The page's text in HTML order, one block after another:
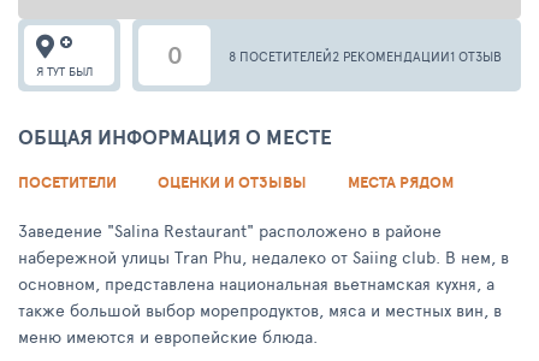
0 8 ПОСЕТИТЕЛЕЙ2 РЕКОМЕНДАЦИИ1 ОТЗЫВ
Я ТУТ БЫЛ
ОБЩАЯ ИНФОРМАЦИЯ О МЕСТЕ
ПОСЕТИТЕЛИ ОЦЕНКИ И ОТЗЫВЫ МЕСТА РЯДОМ
Заведение "Salina Restaurant" расположено в районе
набережной улицы Tran Phu, недалеко от Saiing club. В нем, в
основном, представлена национальная вьетнамская кухня, а
также большой выбор морепродуктов, мяса и местных вин, в
меню имеются и европейские блюда.